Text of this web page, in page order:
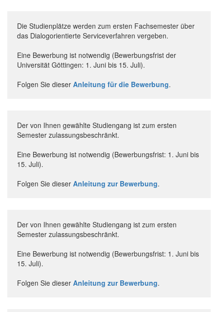
Die Studienplätze werden zum ersten Fachsemester über
das Dialogorientierte Serviceverfahren vergeben.
Eine Bewerbung ist notwendig (Bewerbungsfrist der
Universität Göttingen: 1. Juni bis 15. Juli).
Folgen Sie dieser Anleitung für die Bewerbung.
Der von Ihnen gewählte Studiengang ist zum ersten
Semester zulassungsbeschränkt.
Eine Bewerbung ist notwendig (Bewerbungsfrist: 1. Juni bis
15. Juli).
Folgen Sie dieser Anleitung zur Bewerbung.
Der von Ihnen gewählte Studiengang ist zum ersten
Semester zulassungsbeschränkt.
Eine Bewerbung ist notwendig (Bewerbungsfrist: 1. Juni bis
15. Juli).
Folgen Sie dieser Anleitung zur Bewerbung.